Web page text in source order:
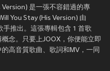
是一張不容錯過的專
You Stay (His Version) 由
推出。這張專輯包含 1 首歌
念。只要上JOOX，你便能立即
高音質歌曲、歌詞和MV，一同